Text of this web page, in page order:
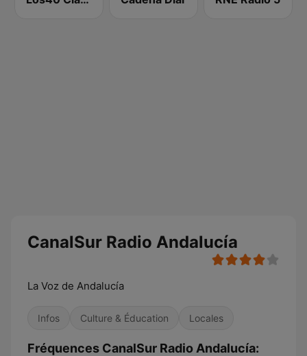
CanalSur Radio Andalucía
La Voz de Andalucía
Infos Culture & Éducation Locales
Fréquences CanalSur Radio Andalucía: